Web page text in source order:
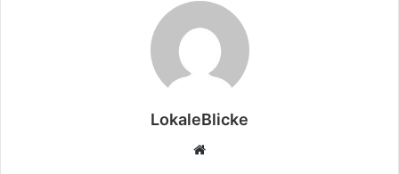
LokaleBlicke
Webseite